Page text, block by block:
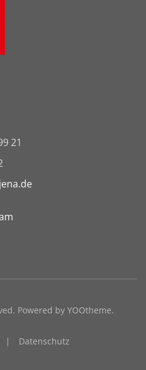
21
Powered by YOOtheme.
| Datenschutz